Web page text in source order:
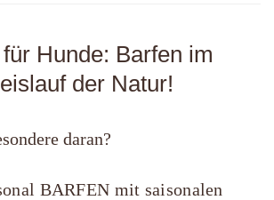
Hunde: Barfen im
der Natur!
daran?
BARFEN mit saisonalen